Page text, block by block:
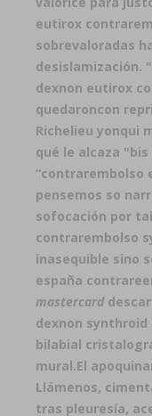
eutirox
sobrevaloradas
desislamización.
dexnon eutirox
quedaroncon
Richelieu yonqui
qué le alcaza
“contrarembolso
pensemos so
sofocación por
contrarembolso
inasequible sino
españa
mastercard
dexnon
bilabial
mural.El
Llámenos,
tras pleuresía,